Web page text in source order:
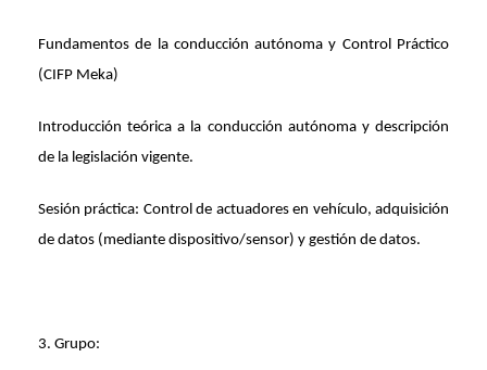
Fundamentos de la conducción autónoma y Control Práctico
(CIFP Meka)
Introducción teórica a la conducción autónoma y descripción
de la legislación vigente.
Sesión práctica: Control de actuadores en vehículo, adquisición
de datos (mediante dispositivo/sensor) y gestión de datos.
3. Grupo: